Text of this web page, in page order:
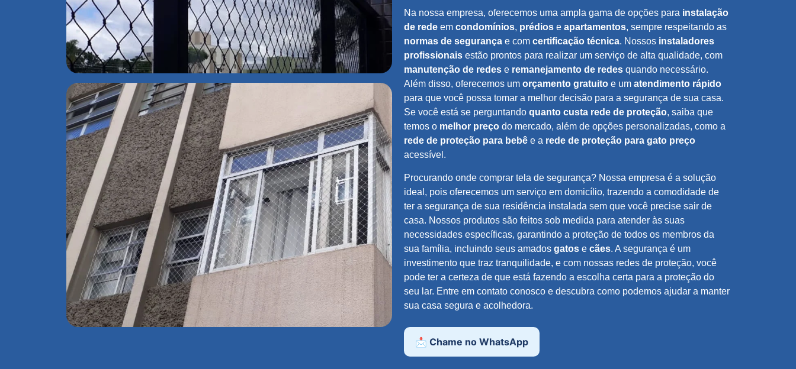
Na nossa empresa, oferecemos uma ampla gama de opções para instalação
de rede em condomínios, prédios e apartamentos, sempre respeitando as
normas de segurança e com certificação técnica. Nossos instaladores
profissionais estão prontos para realizar um serviço de alta qualidade, com
manutenção de redes e remanejamento de redes quando necessário.
Além disso, oferecemos um orçamento gratuito e um atendimento rápido
para que você possa tomar a melhor decisão para a segurança de sua casa.
Se você está se perguntando quanto custa rede de proteção, saiba que
temos o melhor preço do mercado, além de opções personalizadas, como a
rede de proteção para bebê e a rede de proteção para gato preço
acessível.
Procurando onde comprar tela de segurança? Nossa empresa é a solução
ideal, pois oferecemos um serviço em domicílio, trazendo a comodidade de
ter a segurança de sua residência instalada sem que você precise sair de
casa. Nossos produtos são feitos sob medida para atender às suas
necessidades específicas, garantindo a proteção de todos os membros da
sua família, incluindo seus amados gatos e cães. A segurança é um
investimento que traz tranquilidade, e com nossas redes de proteção, você
pode ter a certeza de que está fazendo a escolha certa para a proteção do
seu lar. Entre em contato conosco e descubra como podemos ajudar a manter
sua casa segura e acolhedora.
📩 Chame no WhatsApp